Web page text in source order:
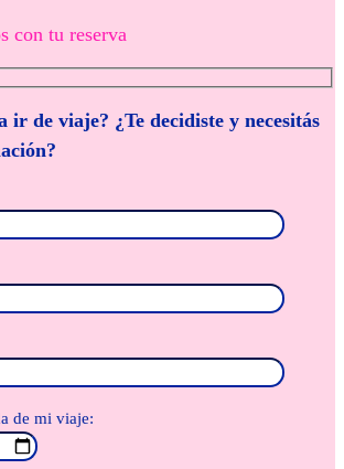
con tu reserva
ir de viaje? ¿Te decidiste y necesitás
de mi viaje: